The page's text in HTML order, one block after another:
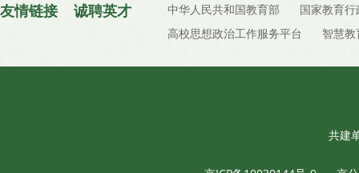
友情链接 诚聘英才 中华人民共和国教育部
国家教育
高校思想政治工作服务平台
智慧教
共建